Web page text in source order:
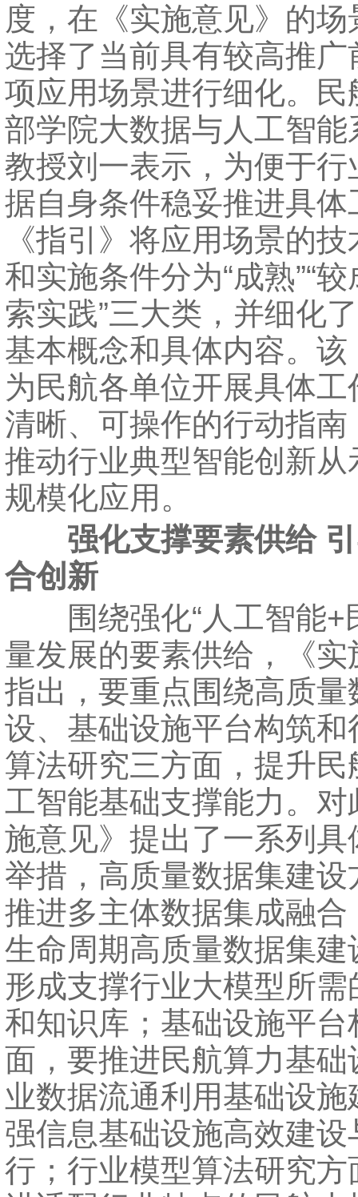
度，在《实施意见》的场
选择了当前具有较高推广
项应用场景进行细化。民
部学院大数据与人工智能
教授刘一表示，为便于行
据自身条件稳妥推进具体
《指引》将应用场景的
和实施条件分为“成熟”“较
索实践”三大类，并细化
基本概念和具体内容。该
为民航各单位开展具体工
清晰、可操作的行动指南
推动行业典型智能创新从
规模化应用。
强化支撑要素供给
合创新
围绕强化“人工智能+
量发展的要素供给，《实
指出，要重点围绕高质量
设、基础设施平台构筑和
算法研究三方面，提升民
工智能基础支撑能力。对
施意见》提出了一系列具
举措，高质量数据集建设
推进多主体数据集成融合
生命周期高质量数据集建
形成支撑行业大模型所需
和知识库；基础设施平台
面，要推进民航算力基础
业数据流通利用基础设施
强信息基础设施高效建设
行；行业模型算法研究方